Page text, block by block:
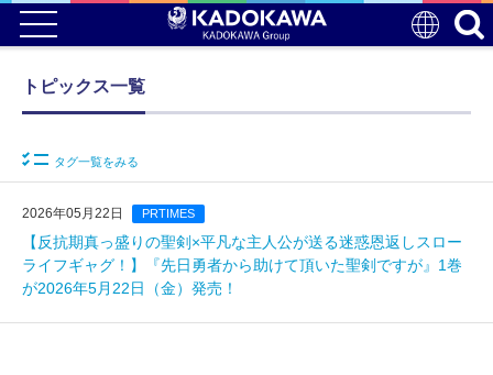
トピックス一覧
タグ一覧をみる
2026年05月22日 PRTIMES
【反抗期真っ盛りの聖剣×平凡な主人公が送る迷惑恩返しスロー
ライフギャグ！】『先日勇者から助けて頂いた聖剣ですが』1巻
が2026年5月22日（金）発売！